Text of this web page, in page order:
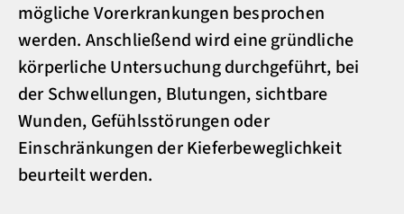
mögliche Vorerkrankungen besprochen
werden. Anschließend wird eine gründliche
körperliche Untersuchung durchgeführt, bei
der Schwellungen, Blutungen, sichtbare
Wunden, Gefühlsstörungen oder
Einschränkungen der Kieferbeweglichkeit
beurteilt werden.